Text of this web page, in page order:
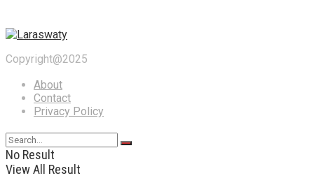
Copyright@2025
About
Contact
Privacy Policy
No Result
View All Result